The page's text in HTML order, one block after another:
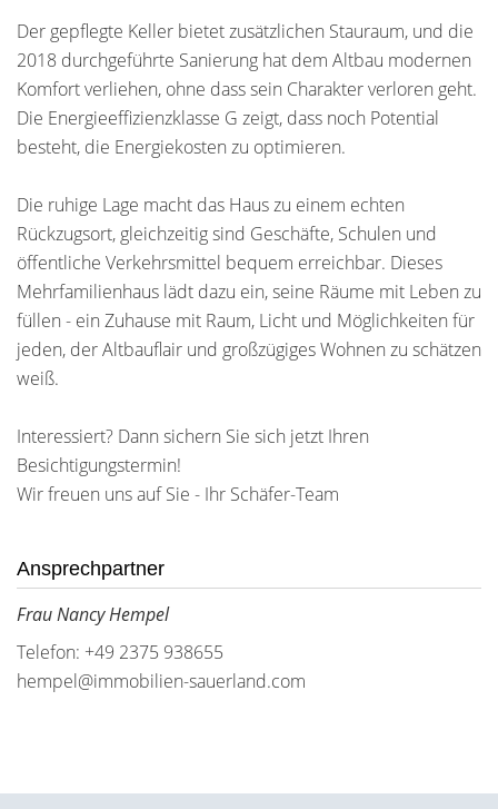
Der gepflegte Keller bietet zusätzlichen Stauraum, und die
2018 durchgeführte Sanierung hat dem Altbau modernen
Komfort verliehen, ohne dass sein Charakter verloren geht.
Die Energieeffizienzklasse G zeigt, dass noch Potential
besteht, die Energiekosten zu optimieren.
Die ruhige Lage macht das Haus zu einem echten
Rückzugsort, gleichzeitig sind Geschäfte, Schulen und
öffentliche Verkehrsmittel bequem erreichbar. Dieses
Mehrfamilienhaus lädt dazu ein, seine Räume mit Leben zu
füllen - ein Zuhause mit Raum, Licht und Möglichkeiten für
jeden, der Altbauflair und großzügiges Wohnen zu schätzen
weiß.
Interessiert? Dann sichern Sie sich jetzt Ihren
Besichtigungstermin!
Wir freuen uns auf Sie - Ihr Schäfer-Team
Ansprechpartner
Frau Nancy Hempel
Telefon: +49 2375 938655
hempel@immobilien-sauerland.com